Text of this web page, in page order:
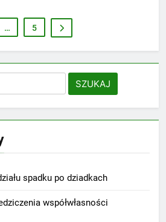
… 5
spadku po dziadkach
współwłasności